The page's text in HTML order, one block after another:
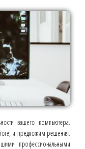
вашего компьютера.
и предложим решения.
профессиональными